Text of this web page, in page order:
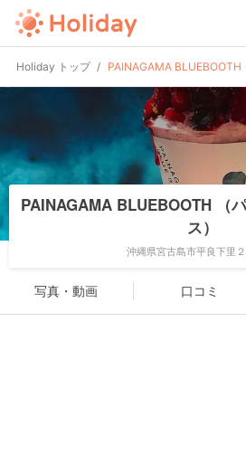
Holiday トップ PAINAGAMA BLUEBOOTH
PAINAGAMA BLUEBOOTH （
ス）
沖縄県宮古島市平良下里
写真・動画 口コミ